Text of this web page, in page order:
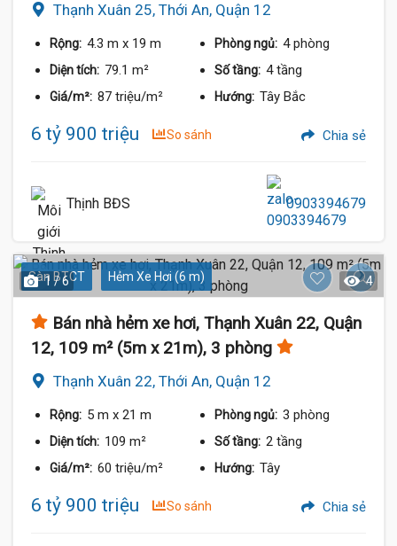
Thạnh Xuân 25, Thới An, Quận 12
Rộng: 4.3 m x 19 m Phòng ngủ: 4 phòng
Diện tích: 79.1 m² Số tầng: 4 tầng
Giá/m²: 87 triệu/m² Hướng: Tây Bắc
6 tỷ 900 triệu So sánh Chia sẻ
Thịnh BĐS 0903394679
Sàn BTCT Hẻm Xe Hơi (6 m)
1 / 6 4
Bán nhà hẻm xe hơi, Thạnh Xuân 22, Quận
12, 109 m² (5m x 21m), 3 phòng
Thạnh Xuân 22, Thới An, Quận 12
Rộng: 5 m x 21 m Phòng ngủ: 3 phòng
Diện tích: 109 m² Số tầng: 2 tầng
Giá/m²: 60 triệu/m² Hướng: Tây
6 tỷ 900 triệu So sánh Chia sẻ